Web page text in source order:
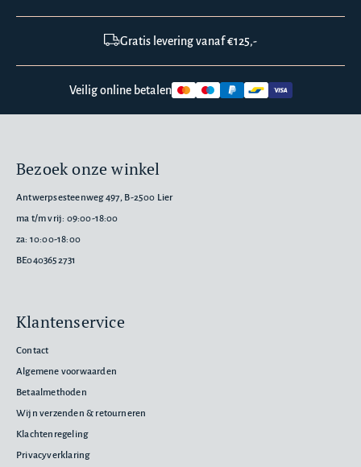
Gratis levering vanaf €125,-
Veilig online betalen
Bezoek onze winkel
Antwerpsesteenweg 497, B-2500 Lier
ma t/m vrij: 09:00-18:00
za: 10:00-18:00
BE0403652731
Klantenservice
Contact
Algemene voorwaarden
Betaalmethoden
Wijn verzenden & retourneren
Klachtenregeling
Privacyverklaring